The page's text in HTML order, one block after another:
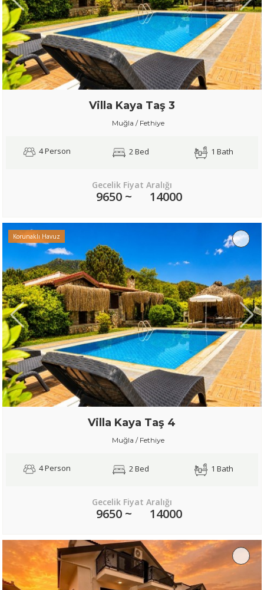
Villa Kaya Taş 3
Muğla / Fethiye
4 Person 2 Bed 1 Bath
Gecelik Fiyat Aralığı
9650 ~ 14000
Korunaklı Havuz
Villa Kaya Taş 4
Muğla / Fethiye
4 Person 2 Bed 1 Bath
Gecelik Fiyat Aralığı
9650 ~ 14000